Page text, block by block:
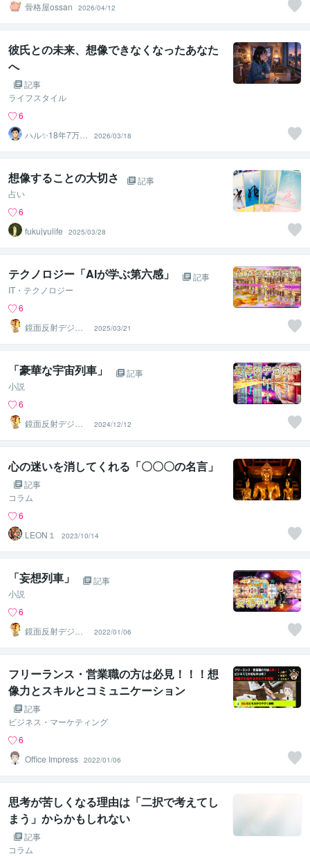
骨格屋ossan
2026/04/12
彼氏との未来、想像できなくなったあなた
へ
記事
ライフスタイル
6
ハル✨18年7万人
以上の実績×書籍
著者
2026/03/18
想像することの大切さ
記事
占い
6
fukujyulife
2025/03/28
テクノロジー「AIが学ぶ第六感」
記事
IT・テクノロジー
6
鏡面反射デジタ
ルアート製作所
（鈴木穣）
2025/03/21
「豪華な宇宙列車」
記事
小説
6
鏡面反射デジタ
ルアート製作所
（鈴木穣）
2024/12/12
心の迷いを消してくれる「〇〇〇の名言」
記事
コラム
6
LEON１
2023/10/14
「妄想列車」
記事
小説
6
鏡面反射デジタ
ルアート製作所
（鈴木穣）
2022/01/06
フリーランス・営業職の方は必見！！！想
像力とスキルとコミュニケーション
記事
ビジネス・マーケティング
6
Office Impress 2022/01/06
思考が苦しくなる理由は「二択で考えてし
まう」からかもしれない
記事
コラム